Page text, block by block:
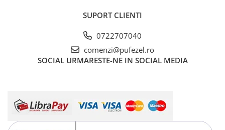
SUPORT CLIENTI
0722707040
comenzi@pufezel.ro
SOCIAL URMARESTE-NE IN SOCIAL MEDIA